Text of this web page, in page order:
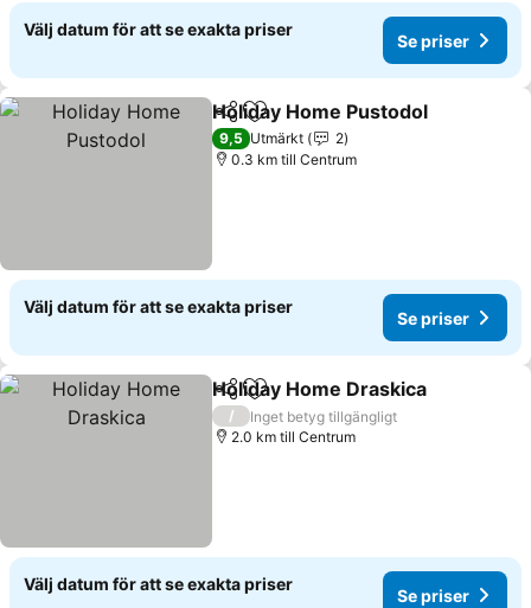
Välj datum för att se exakta priser
Se priser
Dela Lägg till i Mina Favoriter
Holiday Home Pustodol
9,5 Utmärkt
2
0.3 km till Centrum
Välj datum för att se exakta priser
Se priser
Dela Lägg till i Mina Favoriter
Holiday Home Draskica
/
Inget betyg tillgängligt
2.0 km till Centrum
Välj datum för att se exakta priser
Se priser